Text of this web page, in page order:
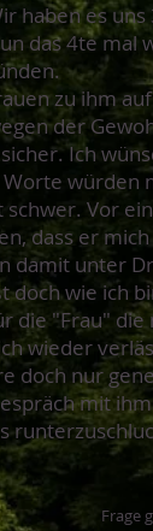
haben es
das 4te mal
zu ihm
der
Ich
würden
Vor
dass er
damit unter
doch wie ich
die "Frau" die
wieder
doch nur
mit
Frage